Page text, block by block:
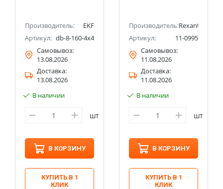
Производитель:
EKF
Артикул: db-8-160-4x4
Самовывоз:
13.08.2026
Доставка:
13.08.2026
В наличии
шт
В КОРЗИНУ
КУПИТЬ В 1
КЛИК
Производитель:Rexant
Артикул:
11-0995
Самовывоз:
11.08.2026
Доставка:
11.08.2026
В наличии
шт
В КОРЗИНУ
КУПИТЬ В 1
КЛИК